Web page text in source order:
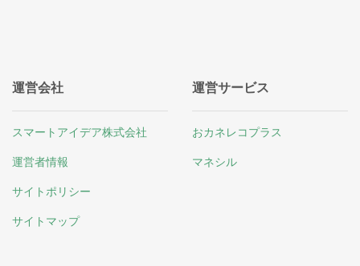
運営会社
スマートアイデア株式会社
運営者情報
サイトポリシー
サイトマップ
運営サービス
おカネレコプラス
マネシル